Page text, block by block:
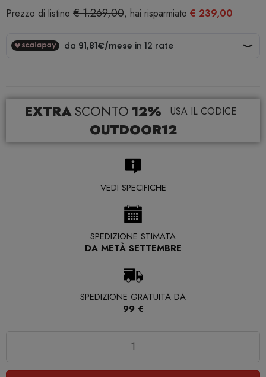
Prezzo di listino € 1.269,00, hai risparmiato € 239,00
EXTRA SCONTO 12% USA IL CODICE
OUTDOOR12
VEDI SPECIFICHE
SPEDIZIONE STIMATA
DA METÀ SETTEMBRE
SPEDIZIONE GRATUITA DA
99 €